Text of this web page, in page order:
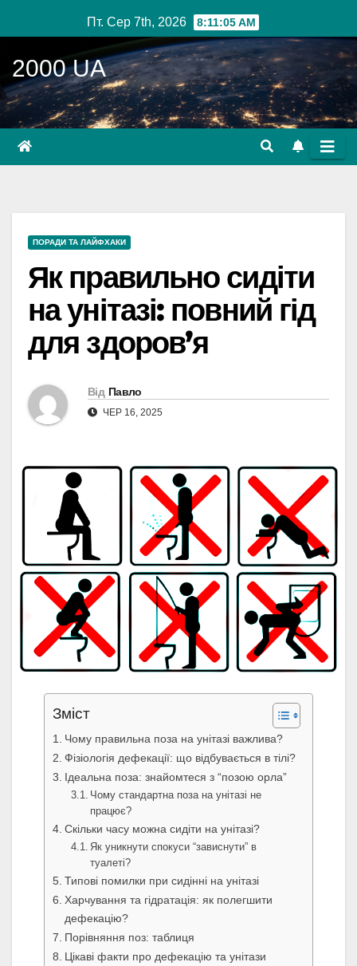
до
вмісту
Пт. Сер 7th, 2026 8:11:06 AM
2000 UA
ПОРАДИ ТА ЛАЙФХАКИ
Як правильно сидіти
на унітазі: повний гід
для здоров’я
Від Павло
ЧЕР 16, 2025
Зміст
Чому правильна поза на унітазі важлива?
Фізіологія дефекації: що відбувається в тілі?
Ідеальна поза: знайомтеся з “позою орла”
Чому стандартна поза на унітазі не
працює?
Скільки часу можна сидіти на унітазі?
Як уникнути спокуси “зависнути” в
туалеті?
Типові помилки при сидінні на унітазі
Харчування та гідратація: як полегшити
дефекацію?
Порівняння поз: таблиця
Цікаві факти про дефекацію та унітази